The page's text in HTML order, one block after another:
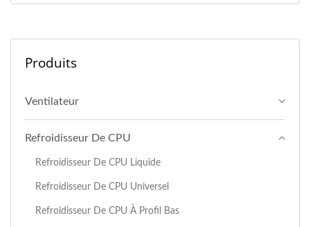
Produits
Ventilateur
Refroidisseur De CPU
Refroidisseur De CPU Liquide
Refroidisseur De CPU Universel
Refroidisseur De CPU À Profil Bas